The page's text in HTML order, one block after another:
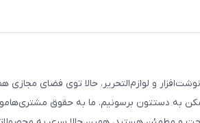
و لوازم‌التحریر، حالا توی فضای
به دستتون برسونیم. ما به حقوق